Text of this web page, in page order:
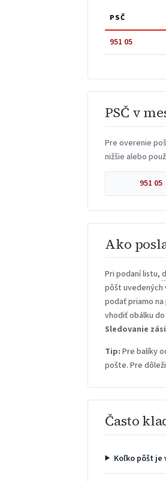
PSČ
951 05
PSČ v
Pre overenie
nižšie alebo
951 05
Ako
Pri podaní listu,
pôšt uvedených
podať priamo
vhodiť obálku
Sledovanie
Tip: Pre balíky
pošte. Pre
Často
Koľko pôšt je